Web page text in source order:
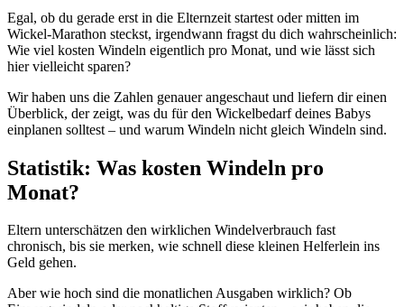
Egal, ob du gerade erst in die Elternzeit startest oder mitten im
Wickel-Marathon steckst, irgendwann fragst du dich wahrscheinlich:
Wie viel kosten Windeln eigentlich pro Monat, und wie lässt sich
hier vielleicht sparen?
Wir haben uns die Zahlen genauer angeschaut und liefern dir einen
Überblick, der zeigt, was du für den Wickelbedarf deines Babys
einplanen solltest – und warum Windeln nicht gleich Windeln sind.
Statistik: Was kosten Windeln pro
Monat?
Eltern unterschätzen den wirklichen Windelverbrauch fast
chronisch, bis sie merken, wie schnell diese kleinen Helferlein ins
Geld gehen.
Aber wie hoch sind die monatlichen Ausgaben wirklich? Ob